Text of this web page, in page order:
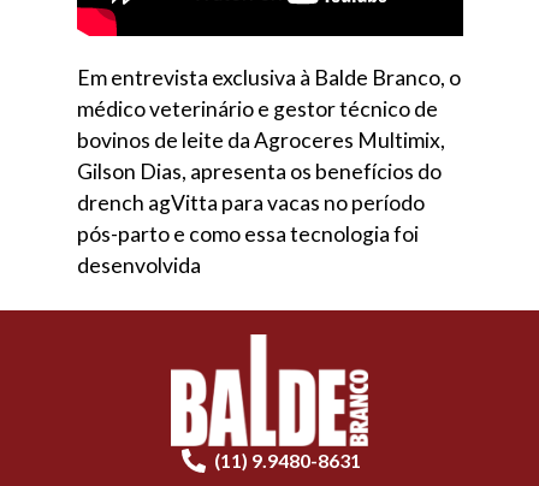
Em entrevista exclusiva à Balde Branco, o
médico veterinário e gestor técnico de
bovinos de leite da Agroceres Multimix,
Gilson Dias, apresenta os benefícios do
drench agVitta para vacas no período
pós-parto e como essa tecnologia foi
desenvolvida
(11) 9.9480-8631